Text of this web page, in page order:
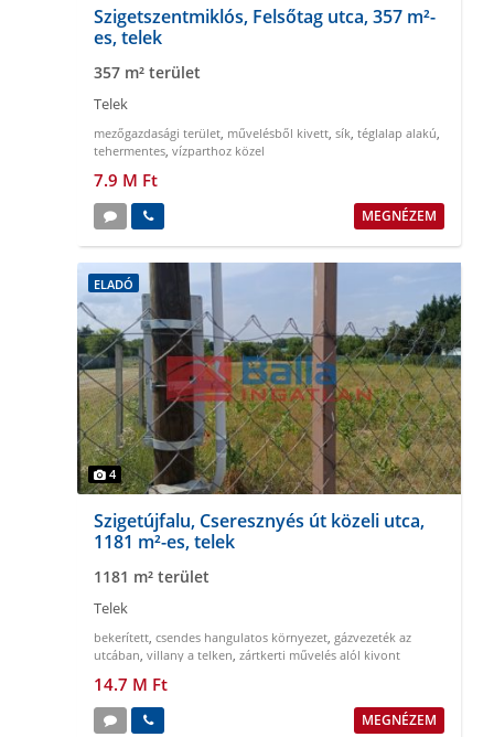
Szigetszentmiklós, Felsőtag utca, 357 m²-
es, telek
357 m² terület
Telek
mezőgazdasági terület, művelésből kivett, sík, téglalap alakú,
tehermentes, vízparthoz közel
7.9 M Ft
MEGNÉZEM
ELADÓ
4
Szigetújfalu, Cseresznyés út közeli utca,
1181 m²-es, telek
1181 m² terület
Telek
bekerített, csendes hangulatos környezet, gázvezeték az
utcában, villany a telken, zártkerti művelés alól kivont
14.7 M Ft
MEGNÉZEM